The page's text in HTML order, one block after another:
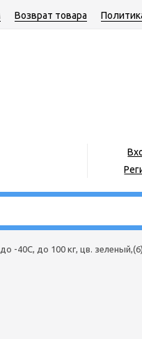
Возврат товара
-40С, до 100 кг, цв. зеленый,(6)